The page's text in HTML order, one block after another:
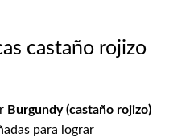
castaño rojizo
Burgundy (castaño rojizo)
para lograr